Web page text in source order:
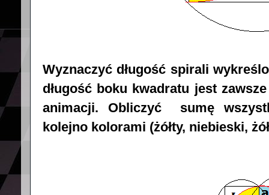
Wyznaczyć długość spirali
długość boku kwadratu jest
animacji. Obliczyć sumę
kolejno kolorami (żółty, niebieski,